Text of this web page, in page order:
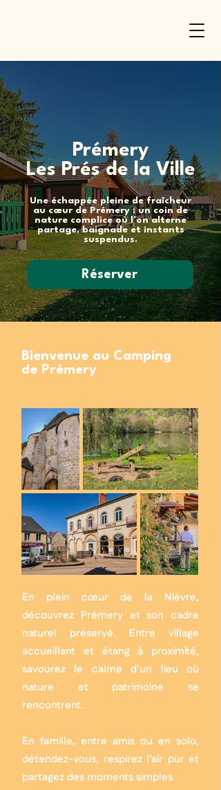
Prémery
Les Prés de la Ville
Une échappée pleine de fraîcheur
au cœur de Prémery : un coin de
nature complice où l’on alterne
partage, baignade et instants
suspendus.
Réserver
Bienvenue au Camping
de Prémery
En plein cœur de la Nièvre,
découvrez Prémery et son cadre
naturel préservé. Entre village
accueillant et étang à proximité,
savourez le calme d’un lieu où
nature et patrimoine se
rencontrent.
En famille, entre amis ou en solo,
détendez-vous, respirez l’air pur et
partagez des moments simples.